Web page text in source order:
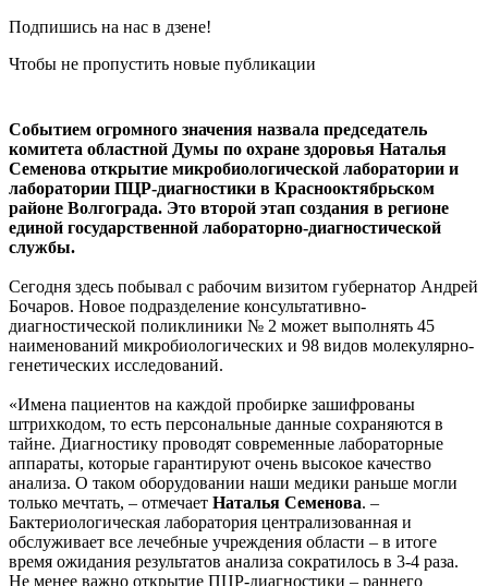
Подпишись на нас в дзене!
Чтобы не пропустить новые публикации
Событием огромного значения назвала председатель
комитета областной Думы по охране здоровья Наталья
Семенова открытие микробиологической лаборатории и
лаборатории ПЦР-диагностики в Краснооктябрьском
районе Волгограда. Это второй этап создания в регионе
единой государственной лабораторно-диагностической
службы.
Сегодня здесь побывал с рабочим визитом губернатор Андрей
Бочаров. Новое подразделение консультативно-
диагностической поликлиники № 2 может выполнять 45
наименований микробиологических и 98 видов молекулярно-
генетических исследований.
«Имена пациентов на каждой пробирке зашифрованы
штрихкодом, то есть персональные данные сохраняются в
тайне. Диагностику проводят современные лабораторные
аппараты, которые гарантируют очень высокое качество
анализа. О таком оборудовании наши медики раньше могли
только мечтать, – отмечает Наталья Семенова. –
Бактериологическая лаборатория централизованная и
обслуживает все лечебные учреждения области – в итоге
время ожидания результатов анализа сократилось в 3-4 раза.
Не менее важно открытие ПЦР-диагностики – раннего